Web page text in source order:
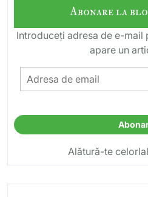
Abonare la
Introduceți adresa de e-
apare un
Adresa
de
Alătură-te